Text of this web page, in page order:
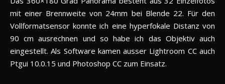
mit einer Brennweite von 24mm bei Blende 22. Für den
Vollformatsensor konnte ich eine hyperfokale Distanz von
90 cm ausrechnen und so habe ich das Objektiv auch
eingestellt. Als Software kamen ausser Lightroom CC auch
Ptgui 10.0.15 und Photoshop CC zum Einsatz.